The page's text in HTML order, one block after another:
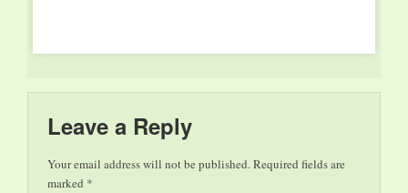
Leave a Reply
Your email address will not be published.Required fields are
marked *